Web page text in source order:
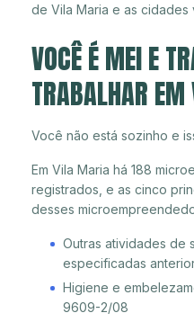
de Vila Maria e as cidades
VOCÊ É MEI E
TRABALHAR
Você não está sozinho e
Em Vila Maria há 188
registrados, e as cinco
desses
Outras atividades de
especificadas
Higiene e
9609-2/08